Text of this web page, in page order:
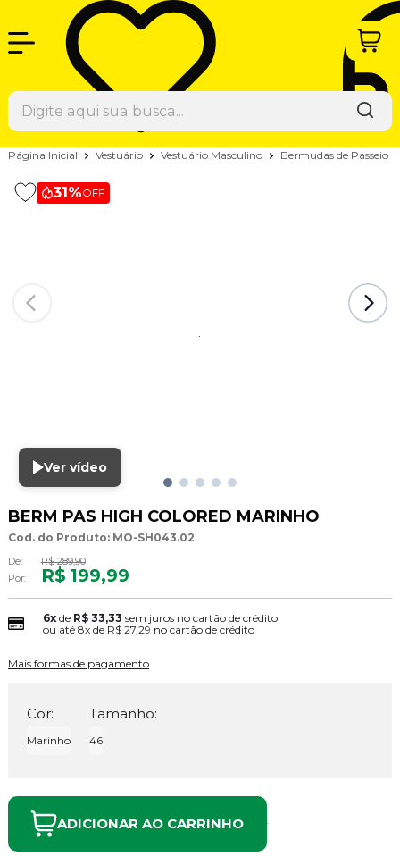
Página Inicial Vestuário Vestuário Masculino Bermudas de Passeio
31%OFF
Ver vídeo
BERM PAS HIGH COLORED MARINHO
Cod. do Produto: MO-SH043.02
De:
R$ 289,90
Por:
R$ 199,99
6xde R$ 33,33 sem juros no cartão de crédito
ou até 8xde R$ 27,29 no cartão de crédito
Mais formas de pagamento
Cor:
Marinho
Tamanho:
46
ADICIONAR AO CARRINHO